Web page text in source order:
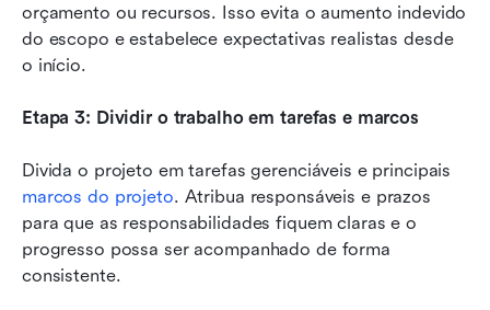
orçamento ou recursos. Isso evita o aumento indevido
do escopo e estabelece expectativas realistas desde
o início.
Etapa 3: Dividir o trabalho em tarefas e marcos
marcos do projeto. Atribua responsáveis e prazos
para que as responsabilidades fiquem claras e o
progresso possa ser acompanhado de forma
consistente.